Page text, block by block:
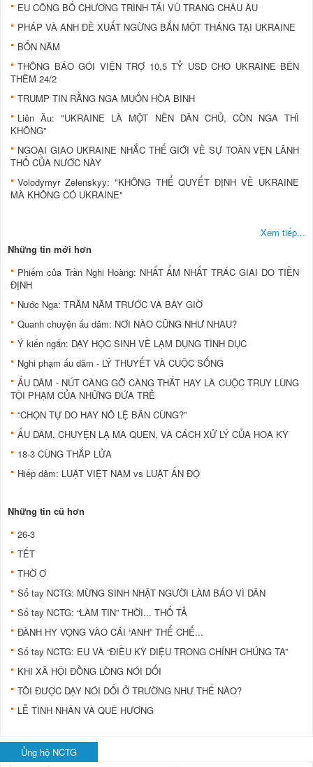
EU CÔNG BỐ CHƯƠNG TRÌNH TÁI VŨ TRANG CHÂU ÂU
PHÁP VÀ ANH ĐỀ XUẤT NGỪNG BẮN MỘT THÁNG TẠI UKRAINE
BỐN NĂM
THÔNG BÁO GÓI VIỆN TRỢ 10,5 TỶ USD CHO UKRAINE BÊN
THỀM 24/2
TRUMP TIN RẰNG NGA MUỐN HÒA BÌNH
Liên Âu: "UKRAINE LÀ MỘT NỀN DÂN CHỦ, CÒN NGA THÌ
KHÔNG"
NGOẠI GIAO UKRAINE NHẮC THẾ GIỚI VỀ SỰ TOÀN VẸN LÃNH
THỔ CỦA NƯỚC NÀY
Volodymyr Zelenskyy: "KHÔNG THỂ QUYẾT ĐỊNH VỀ UKRAINE
MÀ KHÔNG CÓ UKRAINE"
Xem tiếp...
Những tin mới hơn
Phiếm của Trần Nghi Hoàng: NHẤT ẨM NHẤT TRÁC GIAI DO TIỀN
ĐỊNH
Nước Nga: TRĂM NĂM TRƯỚC VÀ BÂY GIỜ
Quanh chuyện ấu dâm: NƠI NÀO CŨNG NHƯ NHAU?
Ý kiến ngắn: DẠY HỌC SINH VỀ LẠM DỤNG TÌNH DỤC
Nghi phạm ấu dâm - LÝ THUYẾT VÀ CUỘC SỐNG
ẤU DÂM - NÚT CÀNG GỠ CÀNG THẮT HAY LÀ CUỘC TRUY LÙNG
TỘI PHẠM CỦA NHỮNG ĐỨA TRẺ
“CHỌN TỰ DO HAY NÔ LỆ BẦN CÙNG?”
ẤU DÂM, CHUYỆN LẠ MÀ QUEN, VÀ CÁCH XỬ LÝ CỦA HOA KỲ
18-3 CÙNG THẮP LỬA
Hiếp dâm: LUẬT VIỆT NAM vs LUẬT ẤN ĐỘ
Những tin cũ hơn
26-3
TẾT
THỜ Ơ
Sổ tay NCTG: MỪNG SINH NHẬT NGƯỜI LÀM BÁO VÌ DÂN
Sổ tay NCTG: “LÀM TIN” THỜI... THỔ TẢ
ĐÀNH HY VỌNG VÀO CÁI “ANH” THỂ CHẾ...
Sổ tay NCTG: EU VÀ “ĐIỀU KỲ DIỆU TRONG CHÍNH CHÚNG TA”
KHI XÃ HỘI ĐỒNG LÒNG NÓI DỐI
TÔI ĐƯỢC DẠY NÓI DỐI Ở TRƯỜNG NHƯ THẾ NÀO?
LỄ TÌNH NHÂN VÀ QUÊ HƯƠNG
Ủng hộ NCTG